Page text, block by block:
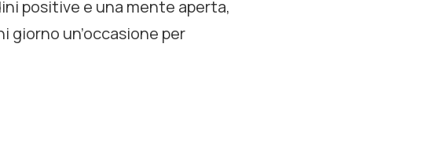
positive e una mente aperta,
giorno un’occasione per